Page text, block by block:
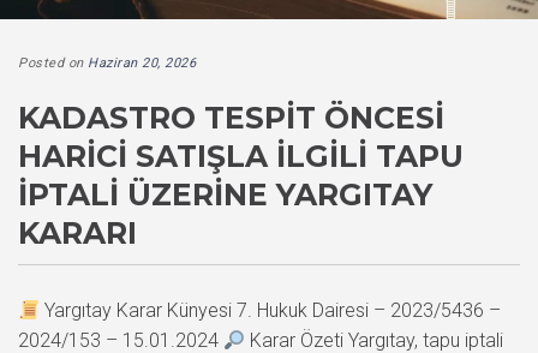
Posted on Haziran 20, 2026
KADASTRO TESPIT ÖNCESI
HARICI SATIŞLA İLGILI TAPU
İPTALI ÜZERINE YARGITAY
KARARI
Yargıtay Karar Künyesi 7. Hukuk Dairesi – 2023/5436 –
2024/153 – 15.01.2024
Karar Özeti Yargıtay, tapu iptali